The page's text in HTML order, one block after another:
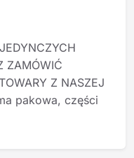
ZAMÓWIĆ
Z NASZEJ
pakowa, części